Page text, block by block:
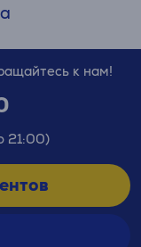
к нам!
21:00)